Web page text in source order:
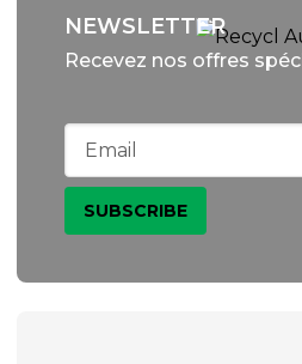
NEWSLETTER
Recevez nos offres